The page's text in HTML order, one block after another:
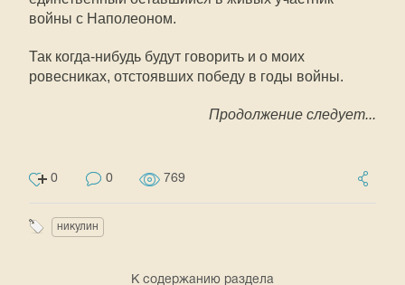
войны с Наполеоном.
Так когда-нибудь будут говорить и о моих
ровесниках, отстоявших победу в годы войны.
Продолжение следует...
0 0 769
никулин
К содержанию раздела